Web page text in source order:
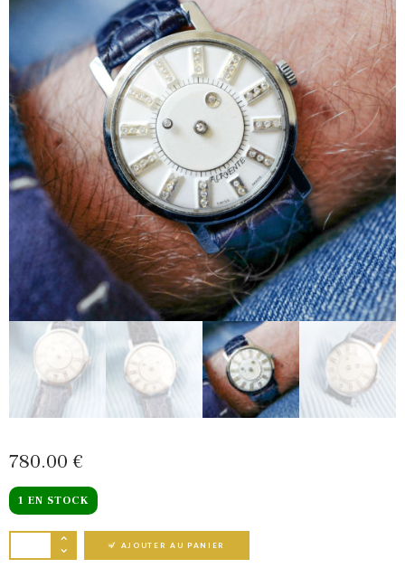
780 00 €
1 EN STOCK
QUANTITÉ DE DIAMANTS MYSTÈRE
AJOUTER AU PANIER